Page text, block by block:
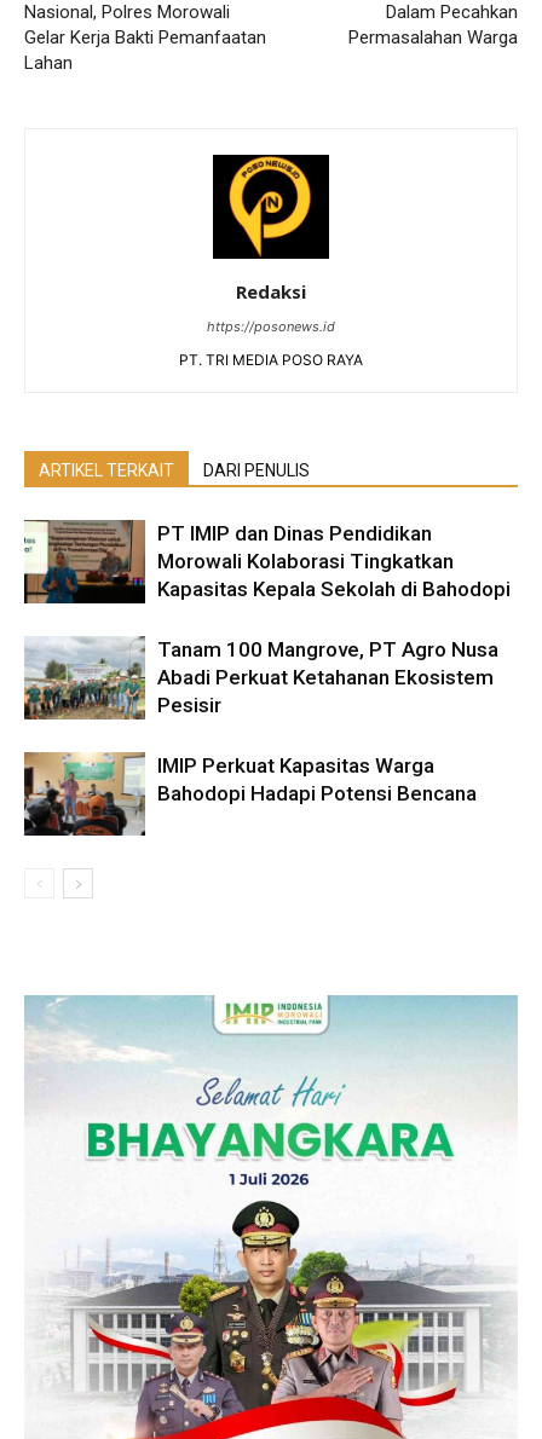
Nasional, Polres Morowali
Gelar Kerja Bakti Pemanfaatan
Lahan
Dalam Pecahkan
Permasalahan Warga
Redaksi
https://posonews.id
PT. TRI MEDIA POSO RAYA
ARTIKEL TERKAIT DARI PENULIS
PT IMIP dan Dinas Pendidikan
Morowali Kolaborasi Tingkatkan
Kapasitas Kepala Sekolah di Bahodopi
Tanam 100 Mangrove, PT Agro Nusa
Abadi Perkuat Ketahanan Ekosistem
Pesisir
IMIP Perkuat Kapasitas Warga
Bahodopi Hadapi Potensi Bencana